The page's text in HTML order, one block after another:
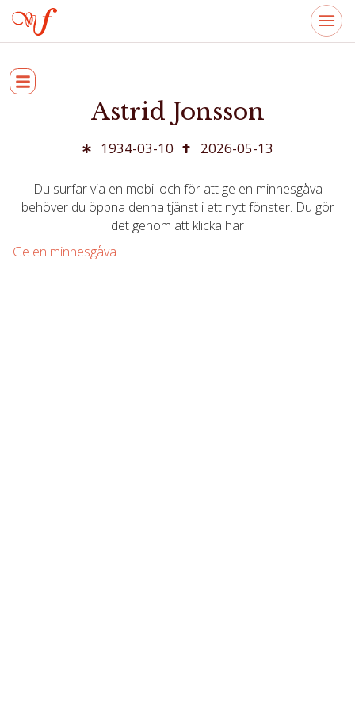
Astrid Jonsson
1934-03-10 2026-05-13
Du surfar via en mobil och för att ge en minnesgåva
behöver du öppna denna tjänst i ett nytt fönster. Du gör
det genom att klicka här
Ge en minnesgåva